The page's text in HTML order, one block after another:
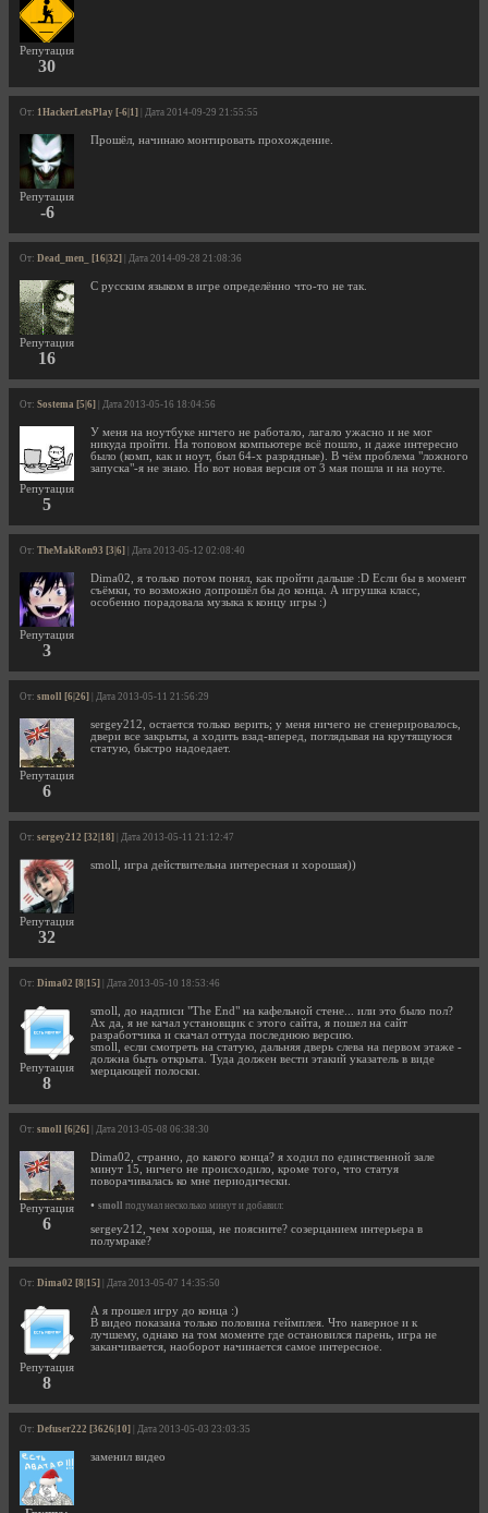
Репутация
30
От: 1HackerLetsPlay [-6|1] | Дата 2014-09-29 21:55:55
Репутация
-6
Прошёл, начинаю монтировать прохождение.
От: Dead_men_ [16|32] | Дата 2014-09-28 21:08:36
Репутация
16
С русским языком в игре определённо что-то не так.
От: Sostema [5|6] | Дата 2013-05-16 18:04:56
Репутация
5
У меня на ноутбуке ничего не работало, лагало ужасно и не мог
никуда пройти. На топовом компьютере всё пошло, и даже интересно
было (комп, как и ноут, был 64-х разрядные). В чём проблема "ложного
запуска"-я не знаю. Но вот новая версия от 3 мая пошла и на ноуте.
От: TheMakRon93 [3|6] | Дата 2013-05-12 02:08:40
Репутация
3
Dima02, я только потом понял, как пройти дальше :D Если бы в момент
съёмки, то возможно допрошёл бы до конца. А игрушка класс,
особенно порадовала музыка к концу игры :)
От: smoll [6|26] | Дата 2013-05-11 21:56:29
Репутация
6
sergey212, остается только верить; у меня ничего не сгенерировалось,
двери все закрыты, а ходить взад-вперед, поглядывая на крутящуюся
статую, быстро надоедает.
От: sergey212 [32|18] | Дата 2013-05-11 21:12:47
Репутация
32
smoll, игра действительна интересная и хорошая))
От: Dima02 [8|15] | Дата 2013-05-10 18:53:46
Репутация
8
smoll, до надписи "The End" на кафельной стене... или это было пол?
Ах да, я не качал установщик с этого сайта, я пошел на сайт
разработчика и скачал оттуда последнюю версию.
smoll, если смотреть на статую, дальняя дверь слева на первом этаже -
должна быть открыта. Туда должен вести этакий указатель в виде
мерцающей полоски.
От: smoll [6|26] | Дата 2013-05-08 06:38:30
Репутация
6
Dima02, странно, до какого конца? я ходил по единственной зале
минут 15, ничего не происходило, кроме того, что статуя
поворачивалась ко мне периодически.
• smoll подумал несколько минут и добавил:
sergey212, чем хороша, не поясните? созерцанием интерьера в
полумраке?
От: Dima02 [8|15] | Дата 2013-05-07 14:35:50
Репутация
8
А я прошел игру до конца :)
В видео показана только половина геймплея. Что наверное и к
лучшему, однако на том моменте где остановился парень, игра не
заканчивается, наоборот начинается самое интересное.
От: Defuser222 [3626|10] | Дата 2013-05-03 23:03:35
заменил видео